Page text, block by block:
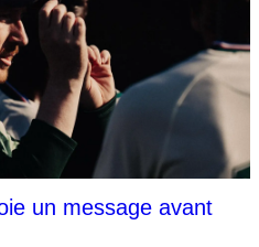
un message avant